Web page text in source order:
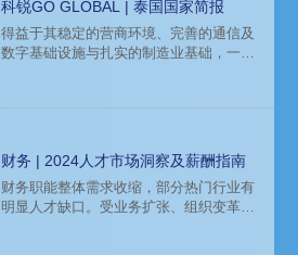
科锐GO GLOBAL | 泰国国家简报
得益于其稳定的营商环境、完善的通信及
数字基础设施与扎实的制造业基础，一直
引外商投资，为外国企业在泰国的发展创
造了更优条件。当前，中资企业在泰国涉
足行业日益广泛，汽车、电子制造、半导
体、智能制造等领域频现中企身影，相应
财务 | 2024人才市场洞察及薪酬指南
财务职能整体需求收缩，部分热门行业有
明显人才缺口。受业务扩张、组织变革、